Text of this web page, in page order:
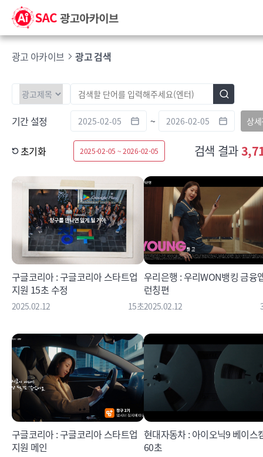
광고 아카이브 광고 검색
기간 설정 ~ 상
초기화 2025-02-05 ~ 2026-02-05 검색 결과
구글코리아 : 구글코리아 스타트업
지원 15초 수정
2025.02.12 15초
우리은행 : 우리WON뱅킹 금융앱
런칭편
2025.02.12
구글코리아 : 구글코리아 스타트업
지원 메인
현대자동차 : 아이오닉9 베이스
60초